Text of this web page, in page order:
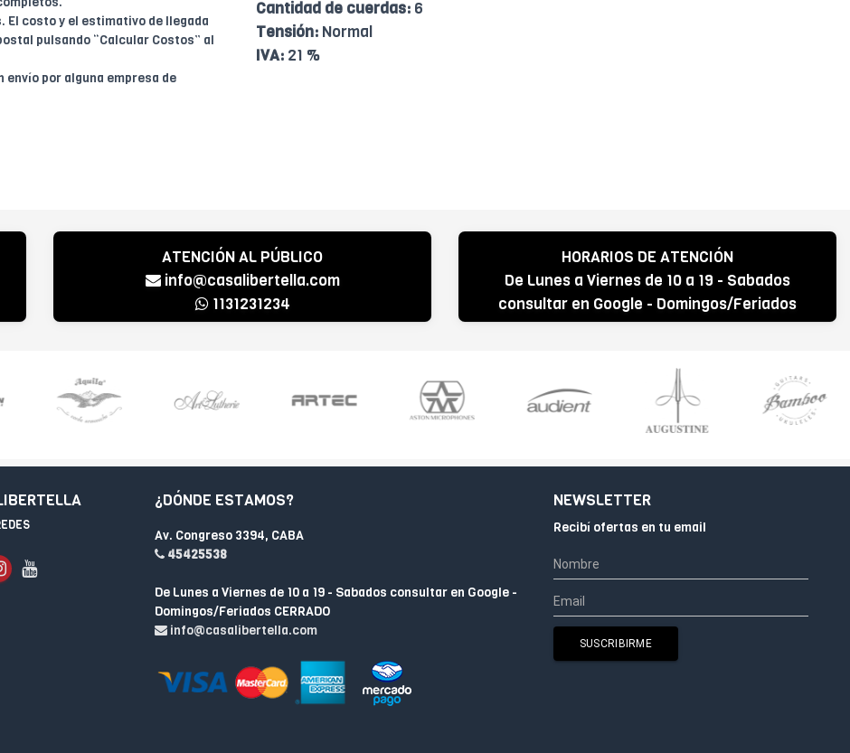
El costo y el estimativo de llegada
pulsando “Calcular Costos” al
envío por alguna empresa de
Cantidad de cuerdas: 6
Tensión: Normal
IVA: 21 %
ATENCIÓN AL PÚBLICO
info@casalibertella.com
1131231234
HORARIOS DE ATENCIÓN
De Lunes a Viernes de 10 a 19 - Sabados
consultar en Google - Domingos/Feriados
CERRADO
¿DÓNDE ESTAMOS?
Av. Congreso 3394, CABA
45425538
De Lunes a Viernes de 10 a 19 - Sabados consultar en Google -
Domingos/Feriados CERRADO
info@casalibertella.com
NEWSLETTER
Recibí ofertas en tu email